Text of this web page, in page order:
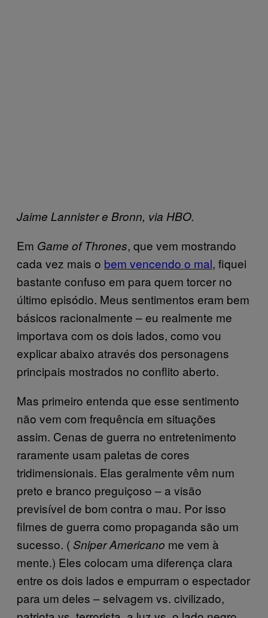
Jaime Lannister e Bronn, via HBO.
Em Game of Thrones, que vem mostrando
cada vez mais o bem vencendo o mal, fiquei
bastante confuso em para quem torcer no
último episódio. Meus sentimentos eram bem
básicos racionalmente – eu realmente me
importava com os dois lados, como vou
explicar abaixo através dos personagens
principais mostrados no conflito aberto.
Mas primeiro entenda que esse sentimento
não vem com frequência em situações
assim. Cenas de guerra no entretenimento
raramente usam paletas de cores
tridimensionais. Elas geralmente vêm num
preto e branco preguiçoso – a visão
previsível de bom contra o mau. Por isso
filmes de guerra como propaganda são um
sucesso. (Sniper Americano me vem à
mente.) Eles colocam uma diferença clara
entre os dois lados e empurram o espectador
para um deles – selvagem vs. civilizado,